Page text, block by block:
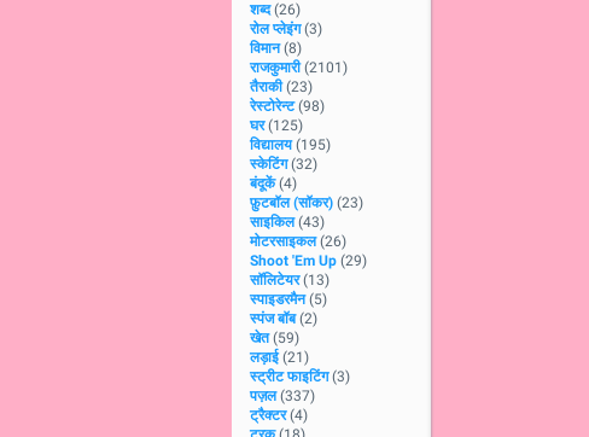
शब्द (26)
रोल प्लेइंग (3)
विमान (8)
राजकुमारी (2101)
तैराकी (23)
रेस्टोरेन्ट (98)
घर (125)
विद्यालय (195)
स्केटिंग (32)
बंदूकें (4)
फ़ुटबॉल (सॉकर) (23)
साइकिल (43)
मोटरसाइकल (26)
Shoot 'Em Up (29)
सॉलिटेयर (13)
स्पाइडरमैन (5)
स्पंज बॉब (2)
खेत (59)
लड़ाई (21)
स्ट्रीट फाइटिंग (3)
पज़ल (337)
ट्रैक्टर (4)